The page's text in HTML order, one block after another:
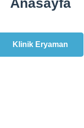
Anasayfa
Klinik Eryaman